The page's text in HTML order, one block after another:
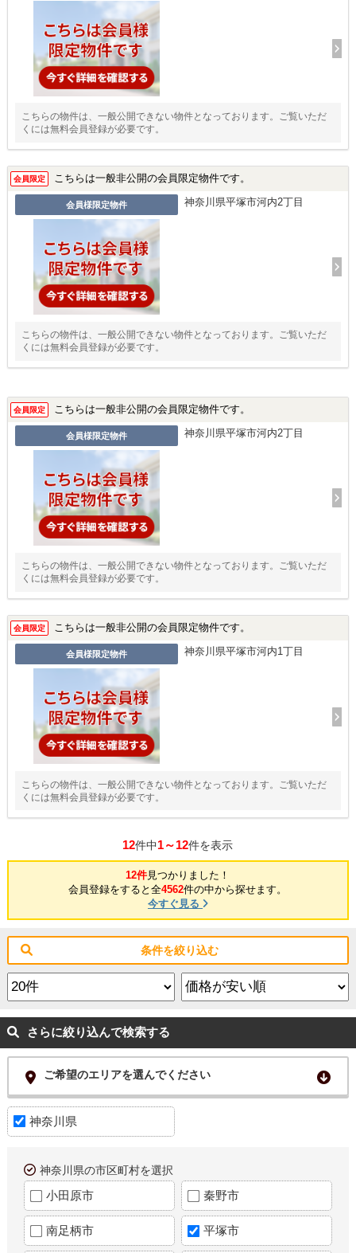
こちらの物件は、一般公開できない物件となっております。ご覧いただ
くには無料会員登録が必要です。
会員限定 こちらは一般非公開の会員限定物件です。
会員様限定物件 神奈川県平塚市河内2丁目
こちらの物件は、一般公開できない物件となっております。ご覧いただ
くには無料会員登録が必要です。
会員限定 こちらは一般非公開の会員限定物件です。
会員様限定物件 神奈川県平塚市河内2丁目
こちらの物件は、一般公開できない物件となっております。ご覧いただ
くには無料会員登録が必要です。
会員限定 こちらは一般非公開の会員限定物件です。
会員様限定物件 神奈川県平塚市河内1丁目
こちらの物件は、一般公開できない物件となっております。ご覧いただ
くには無料会員登録が必要です。
12件中1～12件を表示
12件見つかりました！
会員登録をすると全4562件の中から探せます。
今すぐ見る
条件を絞り込む
さらに絞り込んで検索する
ご希望のエリアを選んでください
神奈川県
神奈川県の市区町村を選択
小田原市 秦野市
南足柄市 平塚市